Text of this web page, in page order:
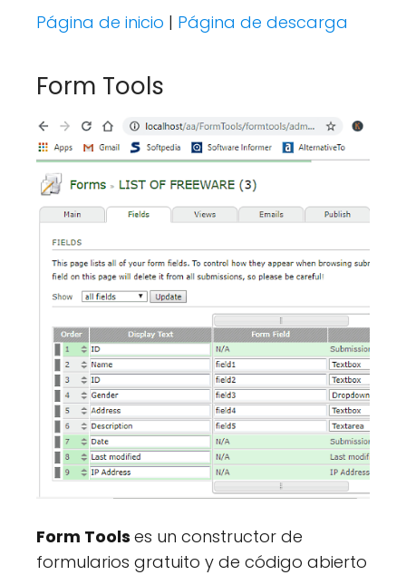
Página de inicio | Página de descarga
Form Tools
Form Tools es un constructor de
formularios gratuito y de código abierto